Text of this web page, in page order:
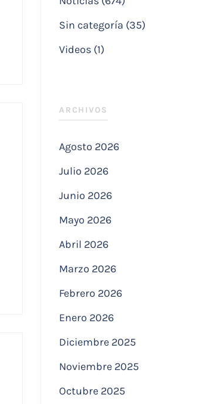
Sin categoría (35)
Videos (1)
ARCHIVOS
Agosto 2026
Julio 2026
Junio 2026
Mayo 2026
Abril 2026
Marzo 2026
Febrero 2026
Enero 2026
Diciembre 2025
Noviembre 2025
Octubre 2025